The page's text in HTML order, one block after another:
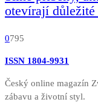
otevírají
0795
ISSN 1804-9931
Český online magazín
zábavu a životní styl.